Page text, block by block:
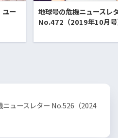
ユー
地球号の危機ニュースレ
No.472（2019年10月
ニュースレター No.526（2024